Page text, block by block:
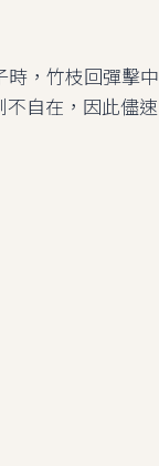
，竹枝回彈擊中
自在，因此儘速